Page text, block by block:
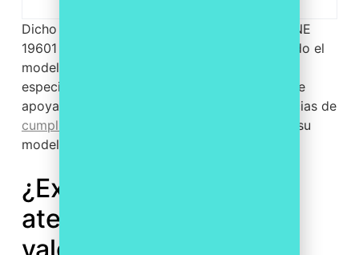
Dicho en claro: el artículo 31 bis manda, la UNE
19601 ofrece un estándar para estructurar todo el
modelo penal y certificarlo, y la ISO 37001 se
especializa en el soborno. Una empresa puede
apoyarse en estas normas y en otras referencias de
cumplimiento normativo
para demostrar que su
modelo sigue buenas prácticas reconocidas.
¿Eximente completa o
atenuante? Cómo lo